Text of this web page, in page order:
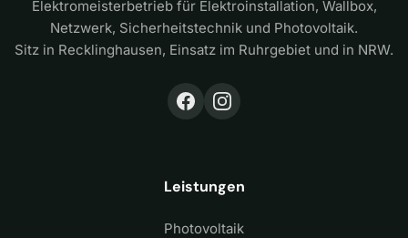
Elektromeisterbetrieb für Elektroinstallation, Wallbox,
Netzwerk, Sicherheitstechnik und Photovoltaik.
Sitz in Recklinghausen, Einsatz im Ruhrgebiet und in NRW.
Leistungen
Photovoltaik